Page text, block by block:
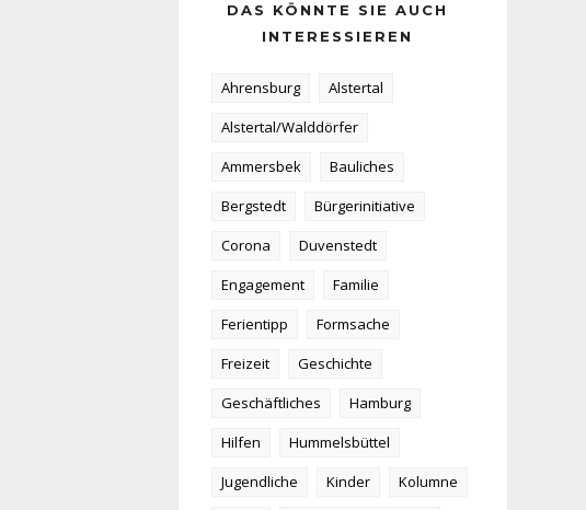
DAS KÖNNTE SIE AUCH
INTERESSIEREN
Ahrensburg
Alstertal
Alstertal/Walddörfer
Ammersbek
Bauliches
Bergstedt
Bürgerinitiative
Corona
Duvenstedt
Engagement
Familie
Ferientipp
Formsache
Freizeit
Geschichte
Geschäftliches
Hamburg
Hilfen
Hummelsbüttel
Jugendliche
Kinder
Kolumne